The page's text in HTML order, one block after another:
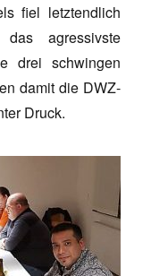
fiel letztendlich
agressivste
drei schwingen
damit die DWZ-
Druck.